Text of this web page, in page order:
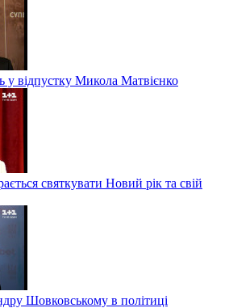
у відпустку Микола Матвієнко
святкувати Новий рік та свій
Шовковському в політиці